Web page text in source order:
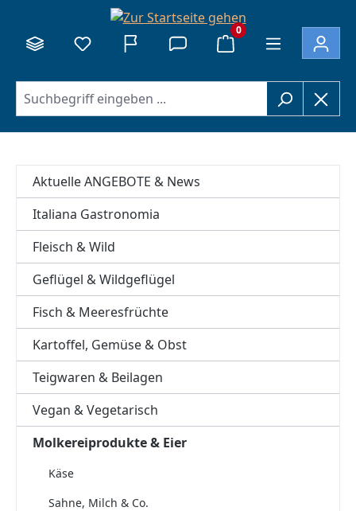
0
Aktuelle ANGEBOTE & News
Italiana Gastronomia
Fleisch & Wild
Geflügel & Wildgeflügel
Fisch & Meeresfrüchte
Kartoffel, Gemüse & Obst
Teigwaren & Beilagen
Vegan & Vegetarisch
Molkereiprodukte & Eier
Käse
Sahne, Milch & Co.